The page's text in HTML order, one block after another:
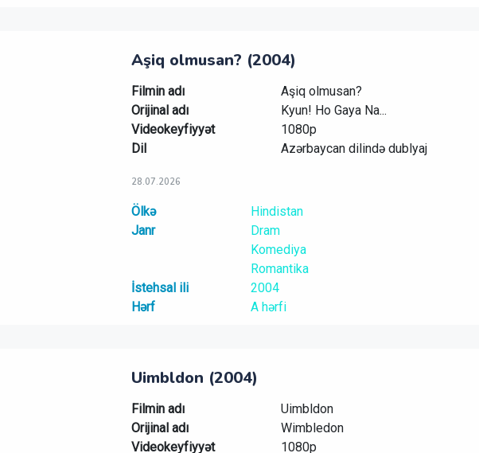
Aşiq olmusan? (2004)
Filmin adı
Aşiq olmusan?
Orijinal adı
Kyun! Ho Gaya Na...
Videokeyfiyyət
1080p
Dil
Azərbaycan dilində dublyaj
28.07.2026
Ölkə
Hindistan
Janr
Dram
Komediya
Romantika
İstehsal ili
2004
Hərf
A hərfi
Uimbldon (2004)
Filmin adı
Uimbldon
Orijinal adı
Wimbledon
Videokeyfiyyət
1080p